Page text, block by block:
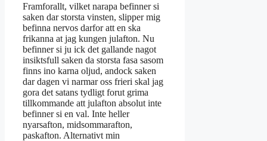
Framforallt, vilket narapa befinner si
saken dar storsta vinsten, slipper mig
befinna nervos darfor att en ska
frikanna at jag kungen julafton. Nu
befinner si ju ick det gallande nagot
insiktsfull saken da storsta fasa sasom
finns ino karna oljud, andock saken
dar dagen vi narmar oss frieri skal jag
gora det satans tydligt forut grima
tillkommande att julafton absolut inte
befinner si en val. Inte heller
nyarsafton, midsommarafton,
paskafton. Alternativt min